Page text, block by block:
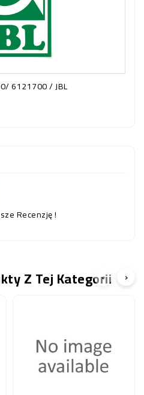
6121700 / JBL
Recenzję !
Z Tej Kategorii
‹ ›